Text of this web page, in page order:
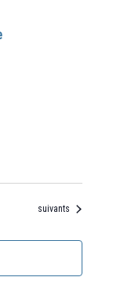
Évènements
suivants